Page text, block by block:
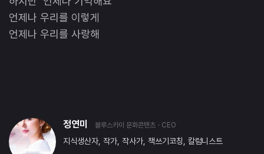
언제나 우리를 이렇게
언제나 우리를 사랑해
정연미 블루스카이 문화콘텐츠 · CEO
지식생산자, 작가, 작사가, 책쓰기코칭, 칼럼니스트